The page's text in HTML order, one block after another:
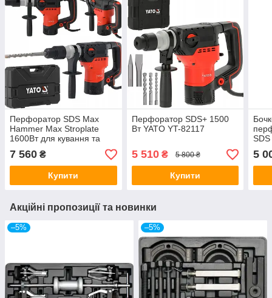
Перфоратор SDS Max
Hammer Max Stroplate
1600Вт для кування та
буріння YATO YT-82132
7 560 ₴
Купити
Перфоратор SDS+ 1500
Вт YATO YT-82117
5 510₴ 5 800 ₴
Купити
5
Акційні пропозиції та новинки
–5% –5%